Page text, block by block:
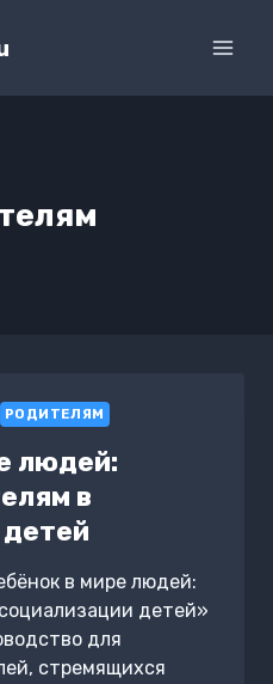
РОДИТЕЛЯМ
людей:
в
в мире людей:
детей»
для
стремящихся